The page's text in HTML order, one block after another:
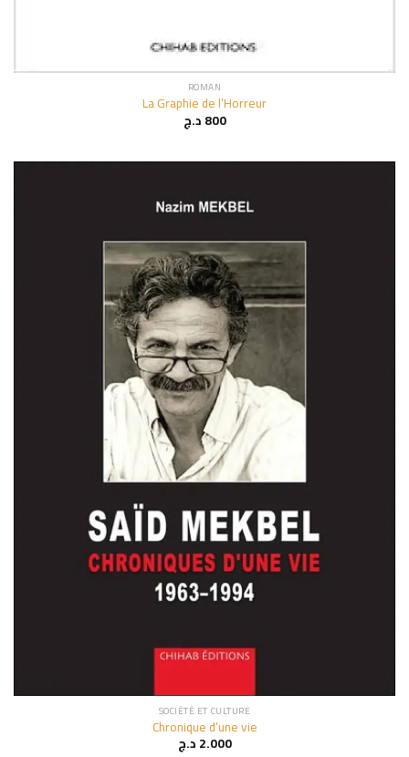
ROMAN
La Graphie de l’Horreur
800د.ج
SOCIÉTÉ ET CULTURE
Chronique d’une vie
2.000د.ج